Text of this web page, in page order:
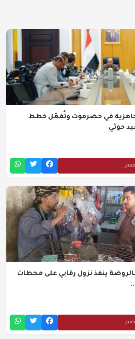
في حضرموت وتُفعّل خطط
حوثي
ينفذ نزول رقابي على محطات